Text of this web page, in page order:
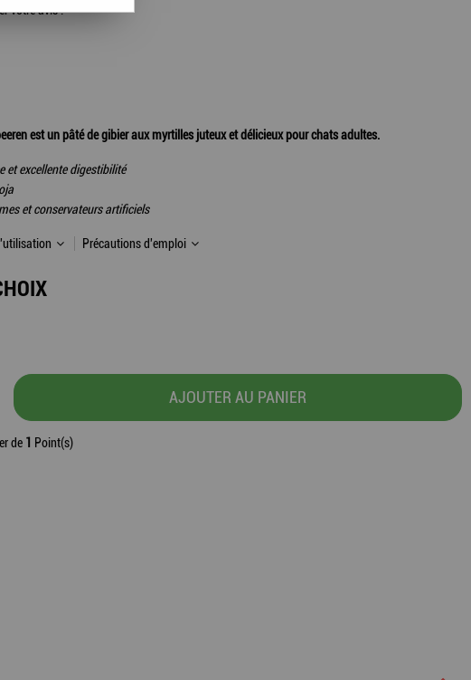
votre avis !
est un pâté de gibier aux myrtilles juteux et délicieux pour chats adultes.
et excellente digestibilité
et conservateurs artificiels
Précautions d'emploi
AJOUTER AU PANIER
de 1 Point(s)